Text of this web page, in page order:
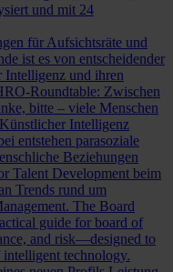
und mit 24
für Aufsichtsräte und
ist es von entscheidender
Intelligenz und ihren
Roundtable: Zwischen
bitte – viele Menschen
Intelligenz
entstehen parasoziale
Beziehungen
Talent Development beim
Trends rund um
The Board
guide for board of
and risk—designed to
intelligent technology.